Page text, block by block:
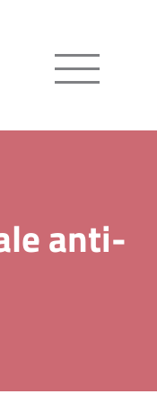
Menu
anti-